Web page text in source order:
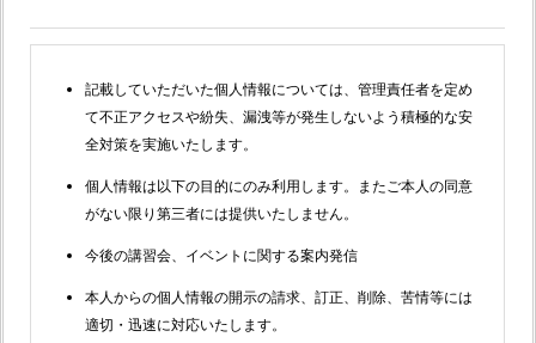
記載していただいた個人情報については、管理責任者を定め
て不正アクセスや紛失、漏洩等が発生しないよう積極的な安
全対策を実施いたします。
個人情報は以下の目的にのみ利用します。またご本人の同意
がない限り第三者には提供いたしません。
今後の講習会、イベントに関する案内発信
本人からの個人情報の開示の請求、訂正、削除、苦情等には
適切・迅速に対応いたします。